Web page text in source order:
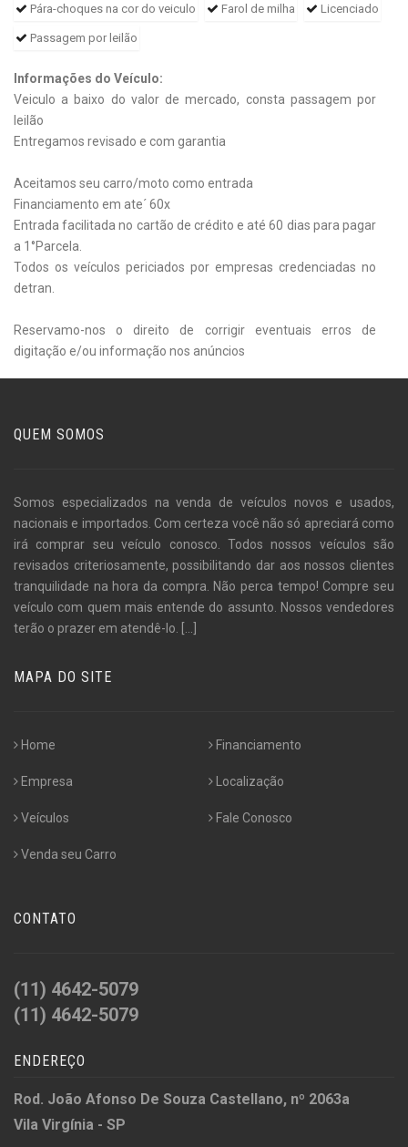
Pára-choques na cor do veiculo Farol de milha Licenciado
Passagem por leilão
Informações do Veículo:
Veiculo a baixo do valor de mercado, consta passagem por
leilão
Entregamos revisado e com garantia
Aceitamos seu carro/moto como entrada
Financiamento em ate´ 60x
Entrada facilitada no cartão de crédito e até 60 dias para pagar
a 1°Parcela.
Todos os veículos periciados por empresas credenciadas no
detran.
Reservamo-nos o direito de corrigir eventuais erros de
digitação e/ou informação nos anúncios
QUEM SOMOS
Somos especializados na venda de veículos novos e usados,
nacionais e importados. Com certeza você não só apreciará como
irá comprar seu veículo conosco. Todos nossos veículos são
revisados criteriosamente, possibilitando dar aos nossos clientes
tranquilidade na hora da compra. Não perca tempo! Compre seu
veículo com quem mais entende do assunto. Nossos vendedores
terão o prazer em atendê-lo. [...]
MAPA DO SITE
Home
Empresa
Veículos
Venda seu Carro
Financiamento
Localização
Fale Conosco
CONTATO
(11) 4642-5079
(11) 4642-5079
ENDEREÇO
Rod. João Afonso De Souza Castellano, nº 2063a
Vila Virgínia - SP